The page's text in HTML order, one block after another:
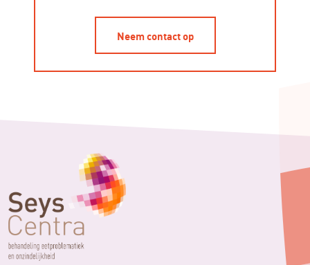
Neem contact op